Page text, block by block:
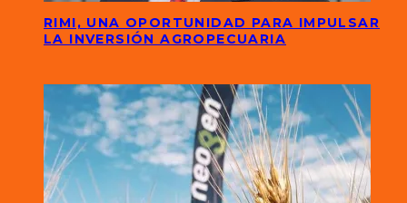
RIMI, UNA OPORTUNIDAD PARA IMPULSAR
LA INVERSIÓN AGROPECUARIA